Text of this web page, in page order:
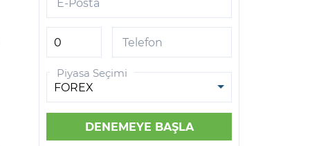
Telefon
Piyasa Seçimi